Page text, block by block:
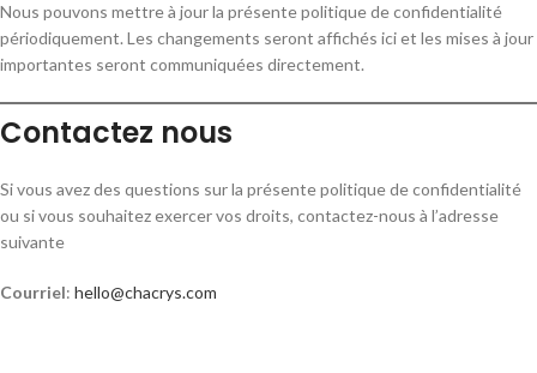
Nous pouvons mettre à jour la présente politique de confidentialité
périodiquement. Les changements seront affichés ici et les mises à jour
importantes seront communiquées directement.
Contactez nous
Si vous avez des questions sur la présente politique de confidentialité
ou si vous souhaitez exercer vos droits, contactez-nous à l’adresse
suivante
Courriel: hello@chacrys.com